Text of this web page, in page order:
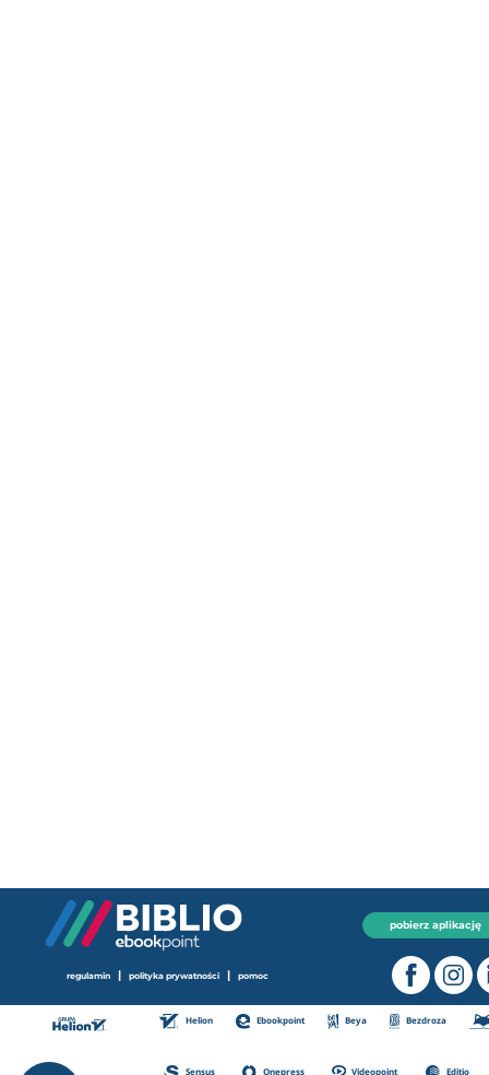
pobierz aplikację
regulamin | polityka prywatności | pomoc
Helion Ebookpoint Beya Bezdroza
Sensus Onepress Videopoint Editio